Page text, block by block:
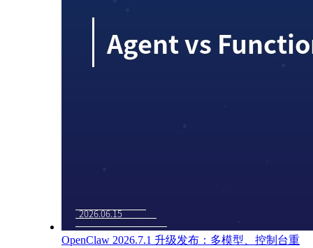
OpenClaw 2026.7.1 升级发布：多模型、控制台重